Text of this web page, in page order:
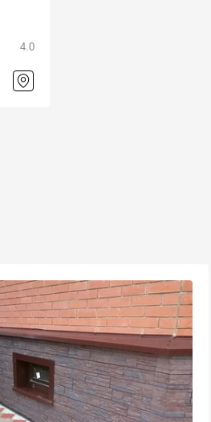
4.0